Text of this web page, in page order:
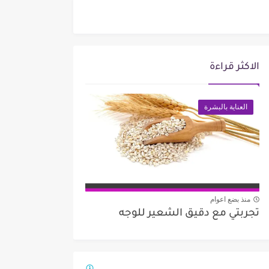
الاكثر قراءة
العناية بالبشرة
منذ بضع اعوام
تجربتي مع دقيق الشعير للوجه